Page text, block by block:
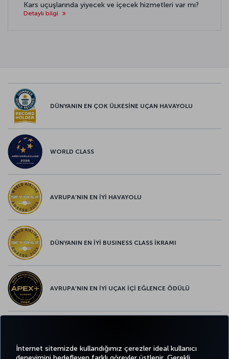
İnternet sitemizde kullandığımız çerezler ideal kullanıcı
Kars uçuşlarında yiyecek ve içecek hizmetleri var mı?
Detaylı bilgi
DÜNYANIN EN ÇOK ÜLKESİNE UÇAN HAVAYOLU
WORLD CLASS
AVRUPA’NIN EN İYİ HAVAYOLU
DÜNYANIN EN İYİ BUSINESS CLASS İKRAMI
AVRUPA’NIN EN İYİ UÇAK İÇİ EĞLENCE ÖDÜLÜ